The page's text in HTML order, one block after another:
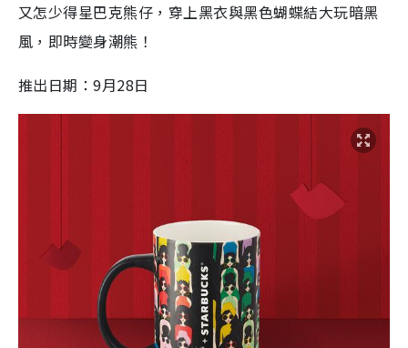
又怎少得星巴克熊仔，穿上黑衣與黑色蝴蝶結大玩暗黑
風，即時變身潮熊！
推出日期：9月28日